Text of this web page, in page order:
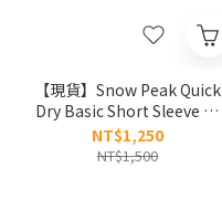
【現貨】Snow Peak Quick
Dry Basic Short Sleeve T-
shirt Ｖ 金泰亨同款 26SS 基
本款 印花logo 涼感短tee 防
NT$1,250
NT$1,500